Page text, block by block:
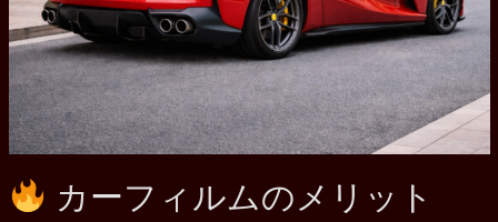
カーフィルムのメリット